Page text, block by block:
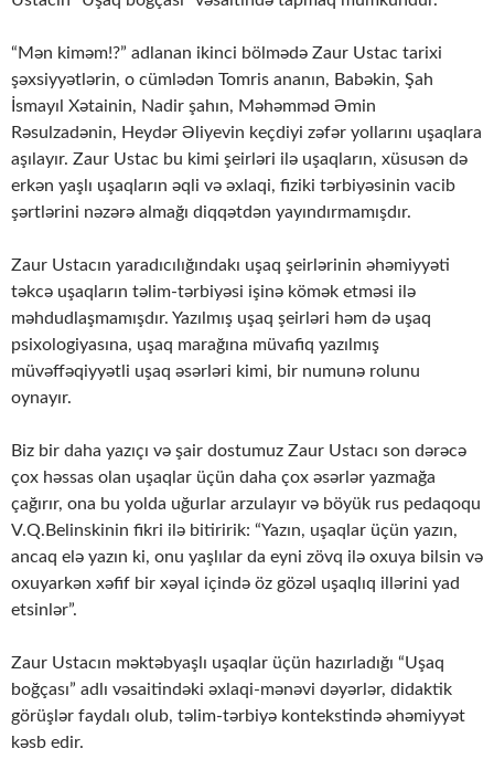
“Mən kiməm!?” adlanan ikinci bölmədə Zaur Ustac tarixi
şəxsiyyətlərin, o cümlədən Tomris ananın, Babəkin, Şah
İsmayıl Xətainin, Nadir şahın, Məhəmməd Əmin
Rəsulzadənin, Heydər Əliyevin keçdiyi zəfər yollarını uşaqlara
aşılayır. Zaur Ustac bu kimi şeirləri ilə uşaqların, xüsusən də
erkən yaşlı uşaqların əqli və əxlaqi, fiziki tərbiyəsinin vacib
şərtlərini nəzərə almağı diqqətdən yayındırmamışdır.
Zaur Ustacın yaradıcılığındakı uşaq şeirlərinin əhəmiyyəti
təkcə uşaqların təlim-tərbiyəsi işinə kömək etməsi ilə
məhdudlaşmamışdır. Yazılmış uşaq şeirləri həm də uşaq
psixologiyasına, uşaq marağına müvafiq yazılmış
müvəffəqiyyətli uşaq əsərləri kimi, bir numunə rolunu
oynayır.
Biz bir daha yazıçı və şair dostumuz Zaur Ustacı son dərəcə
çox həssas olan uşaqlar üçün daha çox əsərlər yazmağa
çağırır, ona bu yolda uğurlar arzulayır və böyük rus pedaqoqu
V.Q.Belinskinin fikri ilə bitiririk: “Yazın, uşaqlar üçün yazın,
ancaq elə yazın ki, onu yaşlılar da eyni zövq ilə oxuya bilsin və
oxuyarkən xəfif bir xəyal içində öz gözəl uşaqlıq illərini yad
etsinlər”.
Zaur Ustacın məktəbyaşlı uşaqlar üçün hazırladığı “Uşaq
boğçası” adlı vəsaitindəki əxlaqi-mənəvi dəyərlər, didaktik
görüşlər faydalı olub, təlim-tərbiyə kontekstində əhəmiyyət
kəsb edir.